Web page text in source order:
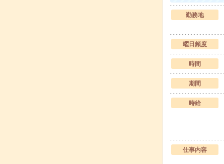
勤務地
曜日頻度
時間
期間
時給
仕事内容